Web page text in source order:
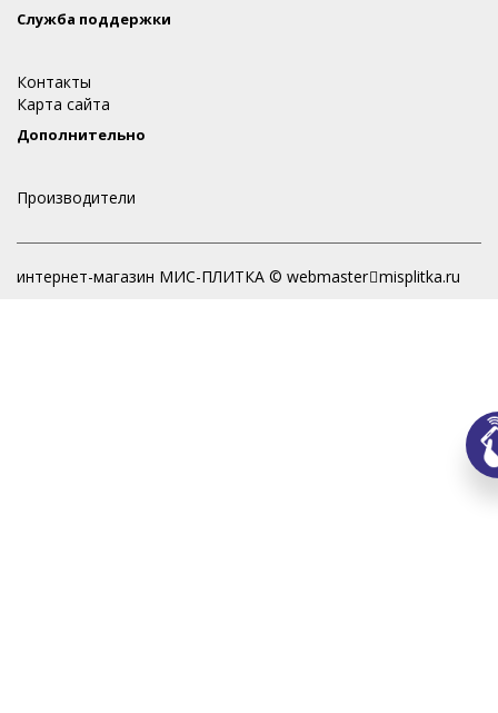
Служба поддержки
Контакты
Карта сайта
Дополнительно
Производители
интернет-магазин МИС-ПЛИТКА © webmaster misplitka.ru